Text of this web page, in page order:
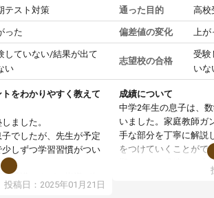
テスト対策
った
していない/結果が出て
い
をわかりやすく教えて
ました。
でしたが、先生が予定
しずつ学習習慣がつい
受講ですが、指導が無
て勉強したり、LINEでわ
投稿日：2025年01月21日
通った目的 高校
偏差値の変化 上が
志望校の合格
受験
いな
成績について
中学2年生の息子は、
いました。家庭教師ガ
手な部分を丁寧に解説
をつけていくことがで
期テストの成績が10点